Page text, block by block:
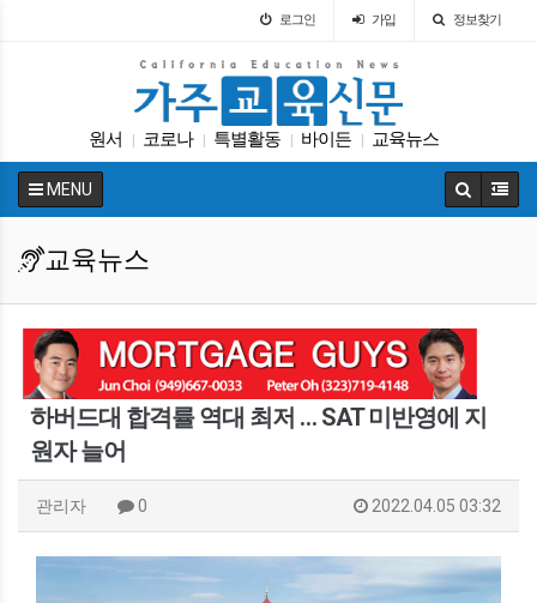
로그인 가입 정보찾기
원서 코로나 특별활동 바이든 교육뉴스
SAT 교육정책 DACA 휴교 에세이
MENU
교육뉴스
하버드대 합격률 역대 최저 … SAT 미반영에 지
원자 늘어
관리자 0 2022.04.05 03:32